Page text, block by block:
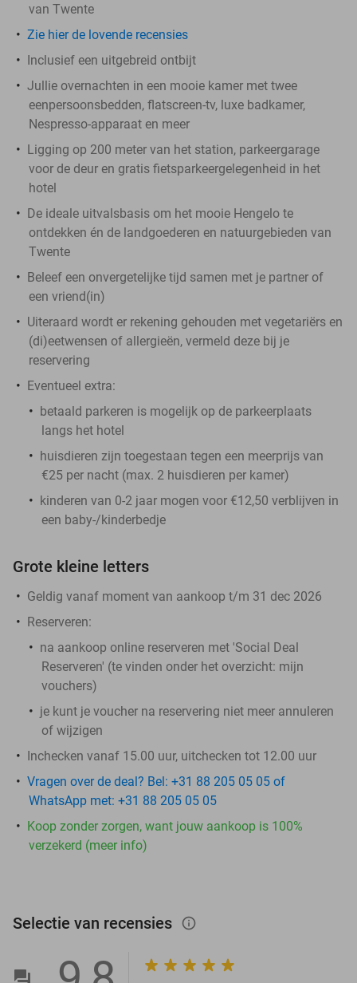
van Twente
Zie hier de lovende recensies
Inclusief een uitgebreid ontbijt
Jullie overnachten in een mooie kamer met twee
eenpersoonsbedden, flatscreen-tv, luxe badkamer,
Nespresso-apparaat en meer
Ligging op 200 meter van het station, parkeergarage
voor de deur en gratis fietsparkeergelegenheid in het
hotel
De ideale uitvalsbasis om het mooie Hengelo te
ontdekken én de landgoederen en natuurgebieden van
Twente
Beleef een onvergetelijke tijd samen met je partner of
een vriend(in)
Uiteraard wordt er rekening gehouden met vegetariërs en
(di)eetwensen of allergieën, vermeld deze bij je
reservering
Eventueel extra:
betaald parkeren is mogelijk op de parkeerplaats
langs het hotel
huisdieren zijn toegestaan tegen een meerprijs van
€25 per nacht (max. 2 huisdieren per kamer)
kinderen van 0-2 jaar mogen voor €12,50 verblijven in
een baby-/kinderbedje
Grote kleine letters
Geldig vanaf moment van aankoop t/m 31 dec 2026
Reserveren:
na aankoop online reserveren met 'Social Deal
Reserveren' (te vinden onder het overzicht: mijn
vouchers)
je kunt je voucher na reservering niet meer annuleren
of wijzigen
Inchecken vanaf 15.00 uur, uitchecken tot 12.00 uur
Vragen over de deal? Bel: +31 88 205 05 05 of
WhatsApp met: +31 88 205 05 05
Koop zonder zorgen, want jouw aankoop is 100%
verzekerd (meer info)
Selectie van recensies info_outlined